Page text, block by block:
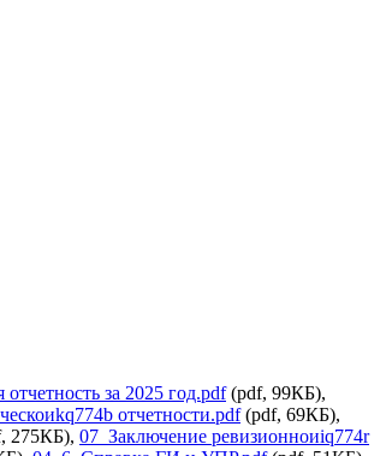
отчетность за 2025 год.pdf(pdf, 99КБ),
отчетности.pdf(pdf, 69КБ),
275КБ), 07_Заключение ревизионноиiq774r